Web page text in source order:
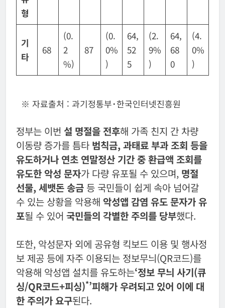
형
기
타
68
(0.
2
%)
87
(0.
0%
)
64,
52
5
(2.
9%
)
64,
68
0
(4.
0%
)
※ 자료출처 : 과기정통부･한국인터넷진흥원
정부는 이번 설 명절을 전후해 가족 친지 간 차량
이동량 증가를 틈타 범칙금, 과태료 부과 조회 등을
유도하거나 연초 연말정산 기간 중 환급액 조회를
유도한 악성 문자가 다량 유포될 수 있으며, 명절
선물, 세뱃돈 송금 등 국민들이 쉽게 속아 넘어갈
수 있는 상황을 악용해 악성앱 감염 유도 문자가 유
포될 수 있어 국민들의 각별한 주의를 당부했다.
또한, 악성문자 외에 공유형 킥보드 이용 및 행사정
보 제공 등에 자주 이용되는 정보무늬(QR코드)를
악용해 악성앱 설치를 유도하는‘정보 무늬 사기(큐
싱/QR코드+피싱)*’피해가 우려되고 있어 이에 대
한 주의가 요구된다.